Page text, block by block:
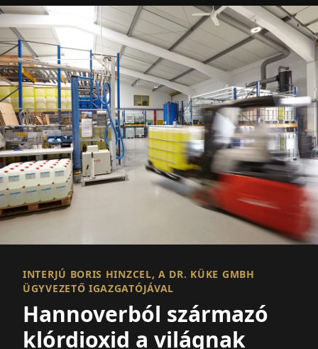
INTERJÚ BORIS HINZCEL, A DR. KÜKE GMBH
ÜGYVEZETŐ IGAZGATÓJÁVAL
Hannoverból származó
klórdioxid a világnak